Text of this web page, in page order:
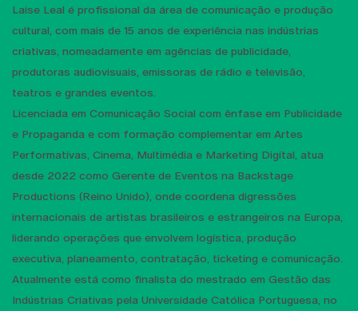
Laise Leal é profissional da área de comunicação e produção
cultural, com mais de 15 anos de experiência nas indústrias
criativas, nomeadamente em agências de publicidade,
produtoras audiovisuais, emissoras de rádio e televisão,
teatros e grandes eventos.
Licenciada em Comunicação Social com ênfase em Publicidade
e Propaganda e com formação complementar em Artes
Performativas, Cinema, Multimédia e Marketing Digital, atua
desde 2022 como Gerente de Eventos na Backstage
Productions (Reino Unido), onde coordena digressões
internacionais de artistas brasileiros e estrangeiros na Europa,
liderando operações que envolvem logística, produção
executiva, planeamento, contratação, ticketing e comunicação.
Atualmente está como finalista do mestrado em Gestão das
Indústrias Criativas pela Universidade Católica Portuguesa, no